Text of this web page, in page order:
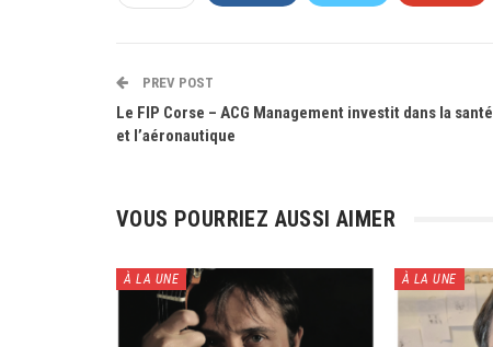
PREV POST
Le FIP Corse – ACG Management investit dans la santé
et l’aéronautique
VOUS POURRIEZ AUSSI AIMER
À LA UNE À LA UNE